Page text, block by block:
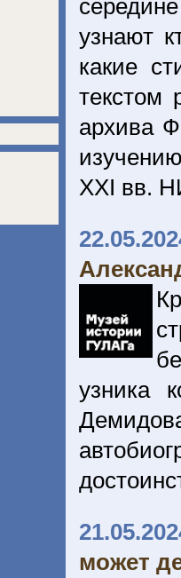
узнают
какие
текстом
архива
XXI вв.
узника
может